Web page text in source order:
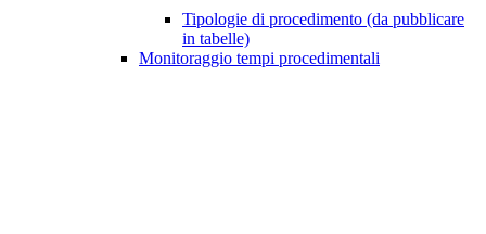
Tipologie di procedimento (da pubblicare
in tabelle)
Monitoraggio tempi procedimentali